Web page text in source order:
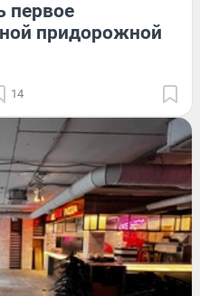
первое
придорожной
14